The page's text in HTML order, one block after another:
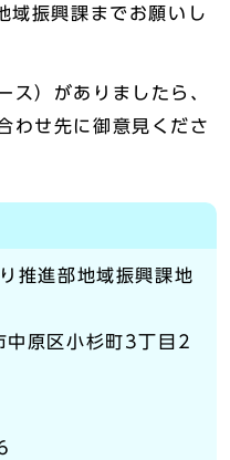
振興課までお願いし
ス）がありましたら、
わせ先に御意見くださ
推進部地域振興課地
原区小杉町3丁目2